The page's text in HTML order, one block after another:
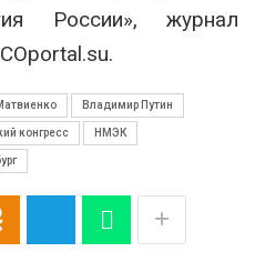
России», журнал
Владимир Путин
конгресс НМЭК